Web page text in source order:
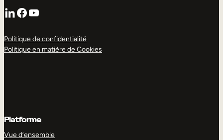
LinkedIn
Facebook
YouTube
Politique de confidentialité
Politique en matière de Cookies
Platforme
Vue d’ensemble